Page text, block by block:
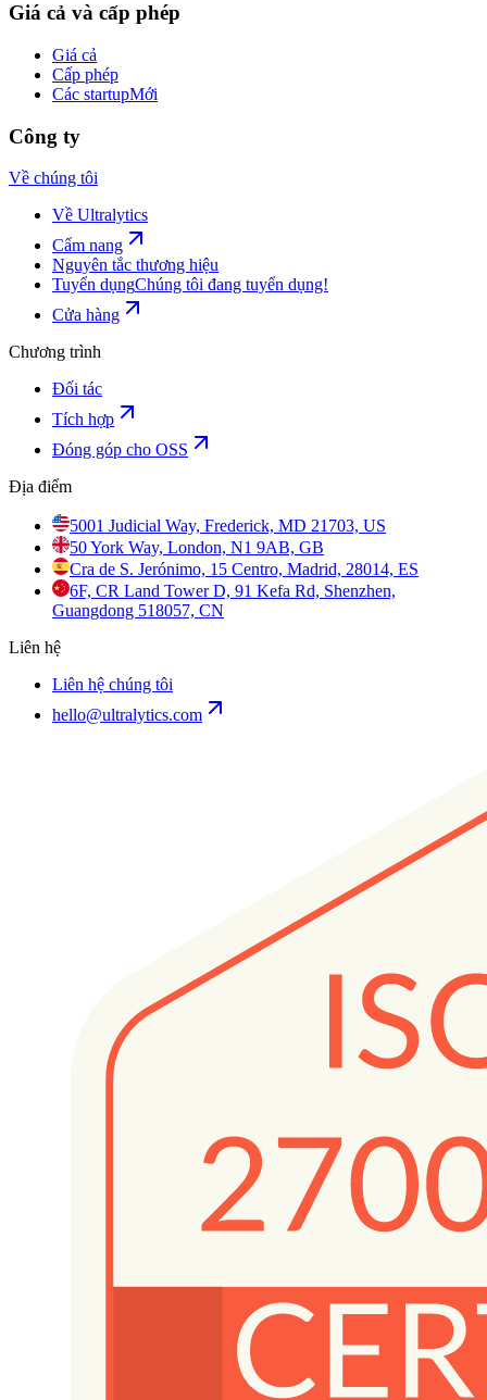
Giá cả và cấp phép
Giá cả
Cấp phép
Các startupMới
Công ty
Về chúng tôi
Về Ultralytics
Cẩm nang
Nguyên tắc thương hiệu
Tuyển dụngChúng tôi đang tuyển dụng!
Cửa hàng
Chương trình
Đối tác
Tích hợp
Đóng góp cho OSS
Địa điểm
5001 Judicial Way, Frederick, MD 21703, US
50 York Way, London, N1 9AB, GB
Cra de S. Jerónimo, 15 Centro, Madrid, 28014, ES
6F, CR Land Tower D, 91 Kefa Rd, Shenzhen,
Guangdong 518057, CN
Liên hệ
Liên hệ chúng tôi
hello@ultralytics.com